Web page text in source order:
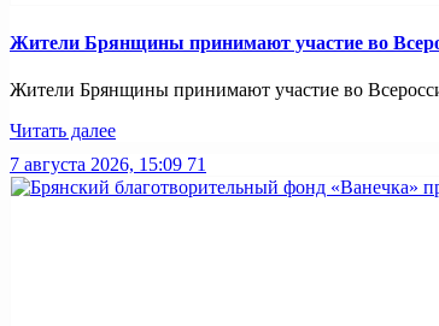
Жители Брянщины принимают участие во
Жители Брянщины принимают участие во
Читать далее
7 августа 2026, 15:09 71